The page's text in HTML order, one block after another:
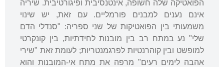
הפואטיקה שלה חשופה, אינטנסיבית ופיגורטיבית. שיריה
אינם נענים למבנים פורמליים. עם זאת, יש שינוי
משמעותי בין הפואטיקות של שני ספריה: "סנדלי הדם
שלי" נע במתח רב בין מובנות לחידתיות, בין קונקרטי
למופשט ובין קוהרנטיות לפרגמנטריות; לעומת זאת "שירי
אהבה לימים רעים" מרפה את מתח אי-המובנות והוא